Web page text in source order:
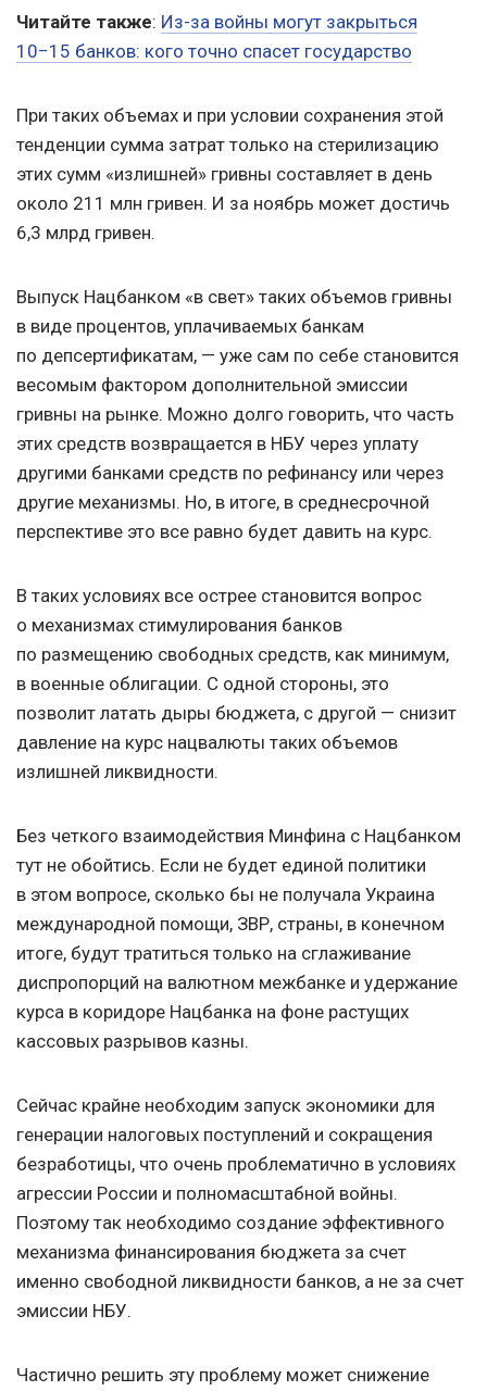
Читайте также: Из-за войны могут закрыться
10−15 банков: кого точно спасет государство
При таких объемах и при условии сохранения этой
тенденции сумма затрат только на стерилизацию
этих сумм «излишней» гривны составляет в день
около 211 млн гривен. И за ноябрь может достичь
6,3 млрд гривен.
Выпуск Нацбанком «в свет» таких объемов гривны
в виде процентов, уплачиваемых банкам
по депсертификатам, — уже сам по себе становится
весомым фактором дополнительной эмиссии
гривны на рынке. Можно долго говорить, что часть
этих средств возвращается в НБУ через уплату
другими банками средств по рефинансу или через
другие механизмы. Но, в итоге, в среднесрочной
перспективе это все равно будет давить на курс.
В таких условиях все острее становится вопрос
о механизмах стимулирования банков
по размещению свободных средств, как минимум,
в военные облигации. С одной стороны, это
позволит латать дыры бюджета, с другой — снизит
давление на курс нацвалюты таких объемов
излишней ликвидности.
Без четкого взаимодействия Минфина с Нацбанком
тут не обойтись. Если не будет единой политики
в этом вопросе, сколько бы не получала Украина
международной помощи, ЗВР, страны, в конечном
итоге, будут тратиться только на сглаживание
диспропорций на валютном межбанке и удержание
курса в коридоре Нацбанка на фоне растущих
кассовых разрывов казны.
Сейчас крайне необходим запуск экономики для
генерации налоговых поступлений и сокращения
безработицы, что очень проблематично в условиях
агрессии России и полномасштабной войны.
Поэтому так необходимо создание эффективного
механизма финансирования бюджета за счет
именно свободной ликвидности банков, а не за счет
эмиссии НБУ.
Частично решить эту проблему может снижение